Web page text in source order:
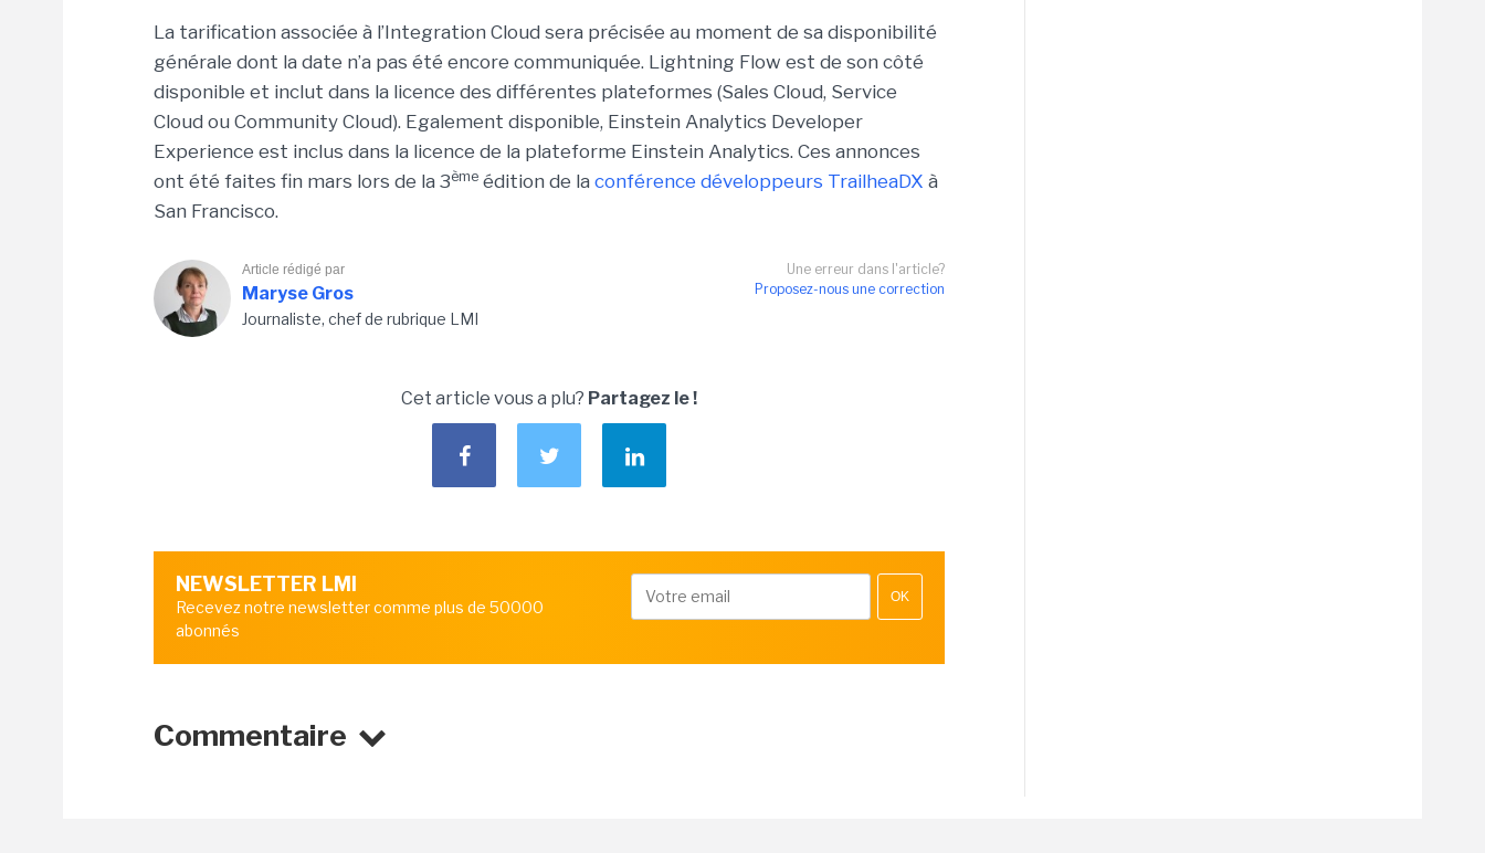
La tarification associée à l’Integration Cloud sera précisée au moment de sa disponibilité
générale dont la date n’a pas été encore communiquée. Lightning Flow est de son côté
disponible et inclut dans la licence des différentes plateformes (Sales Cloud, Service
Cloud ou Community Cloud). Egalement disponible, Einstein Analytics Developer
Experience est inclus dans la licence de la plateforme Einstein Analytics. Ces annonces
ont été faites fin mars lors de la 3ème édition de la conférence développeurs TrailheaDX à
San Francisco.
Une erreur dans l'article?
Proposez-nous une correction
Article rédigé par
Maryse Gros
Journaliste, chef de rubrique LMI
Cet article vous a plu? Partagez le !
NEWSLETTER LMI
Recevez notre newsletter comme plus de 50000
abonnés
OK
Commentaire